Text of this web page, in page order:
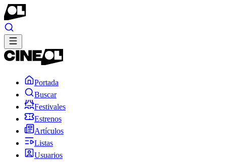
Portada
Buscar
Festivales
Estrenos
Artículos
Listas
Usuarios